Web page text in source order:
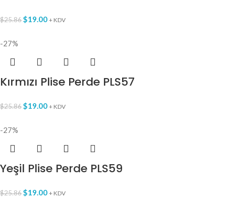
$25.86$19.00 + KDV
-27%
Kırmızı Plise Perde PLS57
$25.86$19.00 + KDV
-27%
Yeşil Plise Perde PLS59
$25.86$19.00 + KDV